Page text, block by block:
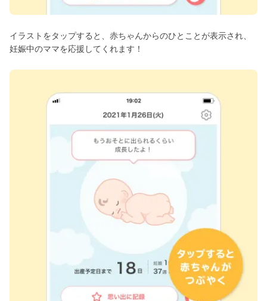
イラストをタップすると、赤ちゃんからのひとことが表示され、
妊娠中のママを応援してくれます！